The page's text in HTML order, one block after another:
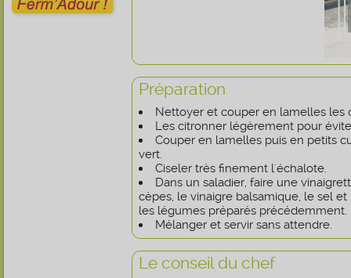
Préparation
Nettoyer et couper en lamelles les
Les citronner légèrement pour
Couper en lamelles puis en petits
vert.
Ciseler très finement l'échalote.
Dans un saladier, faire une
cèpes, le vinaigre balsamique, le sel
les légumes préparés précédemment.
Mélanger et servir sans attendre.
Le conseil du chef